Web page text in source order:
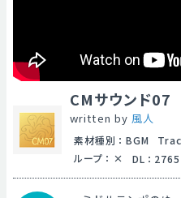
CMサウンド07
written by 風人
素材種別 ： BGM
ループ ： DL ： 2765